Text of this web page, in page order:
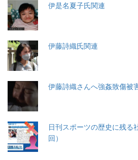
伊是名夏子氏関連
伊藤詩織氏関連
伊藤詩織さんへ強姦致傷被
日刊スポーツの歴史に残る
回）